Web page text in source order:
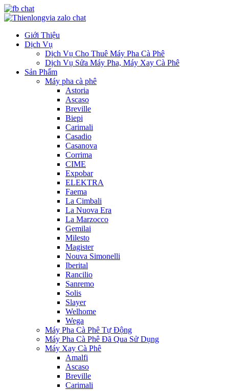
Giới Thiệu
Dịch Vụ
Dịch Vụ Cho Thuê Máy Pha Cà Phê
Dịch Vụ Sửa Máy Pha, Máy Xay Cà Phê
Sản Phẩm
Máy pha cà phê
Astoria
Ascaso
Breville
Biepi
Carimali
Casadio
Casanova
Corrima
CIME
Expobar
ELEKTRA
Faema
La Cimbali
La Nuova Era
La Marzocco
Gemilai
Milesto
Magister
Nouva Simonelli
Iberital
Rancilio
Sanremo
Solis
Slayer
Welhome
Wega
Máy Pha Cà Phê Tự Động
Máy Pha Cà Phê Đã Qua Sử Dụng
Máy Xay Cà Phê
Amalfi
Ascaso
Breville
Carimali